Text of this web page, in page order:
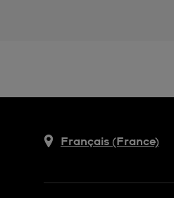
Français (France)